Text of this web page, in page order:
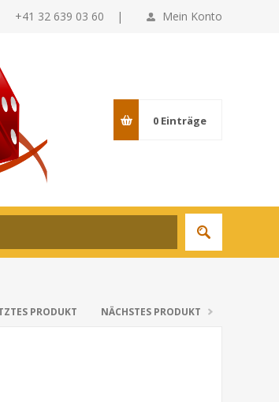
Mein Konto
+41 32 639 03 60 |
0 Einträge
PRODUKT NÄCHSTES PRODUKT